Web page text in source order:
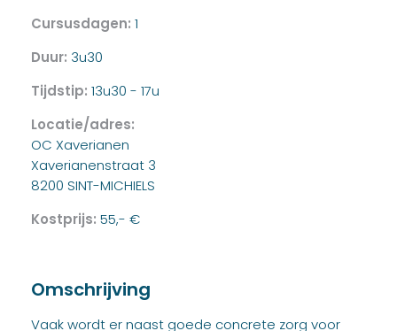
Cursusdagen: 1
Duur: 3u30
Tijdstip: 13u30 - 17u
Locatie/adres:
OC Xaverianen
Xaverianenstraat 3
8200 SINT-MICHIELS
Kostprijs: 55,- €
Omschrijving
Vaak wordt er naast goede concrete zorg voor